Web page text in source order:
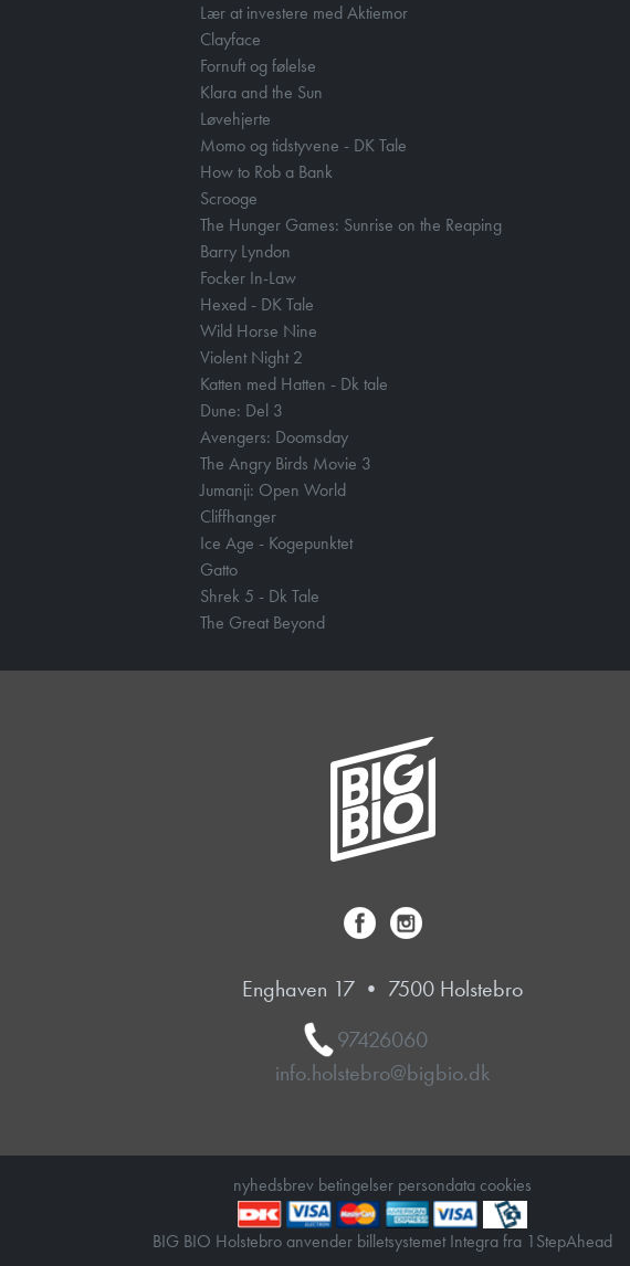
Lær at investere med Aktiemor
Clayface
Fornuft og følelse
Klara and the Sun
Løvehjerte
Momo og tidstyvene - DK Tale
How to Rob a Bank
Scrooge
The Hunger Games: Sunrise on the Reaping
Barry Lyndon
Focker In-Law
Hexed - DK Tale
Wild Horse Nine
Violent Night 2
Katten med Hatten - Dk tale
Dune: Del 3
Avengers: Doomsday
The Angry Birds Movie 3
Jumanji: Open World
Cliffhanger
Ice Age - Kogepunktet
Gatto
Shrek 5 - Dk Tale
The Great Beyond
Enghaven 17 • 7500 Holstebro
97426060
info.holstebro@bigbio.dk
nyhedsbrev betingelser persondatacookies
BIG BIO Holstebro anvender billetsystemet Integrafra 1StepAhead